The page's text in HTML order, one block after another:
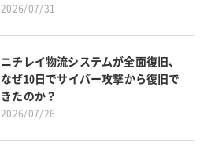
2026/07/31
ニチレイ物流システムが全面復旧、
なぜ10日でサイバー攻撃から復旧で
きたのか？
2026/07/26